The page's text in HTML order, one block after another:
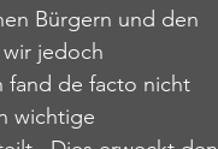
Bürgern und den
jedoch
fand de facto nicht
wichtige